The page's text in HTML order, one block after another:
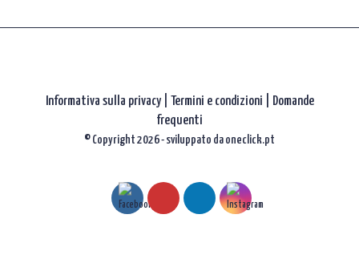
Informativa sulla privacy| Termini e condizioni |
Domande
frequenti
© Copyright 2026 - sviluppato da oneclick.pt